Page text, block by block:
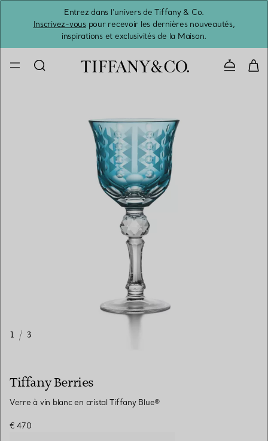
Entrez dans l’univers de Tiffany & Co.
Inscrivez-vouspour recevoir les dernières nouveautés,
inspirations et exclusivités de la Maison.
1 / 3
Tiffany Berries
Verre à vin blanc en cristal Tiffany Blue®
€ 470